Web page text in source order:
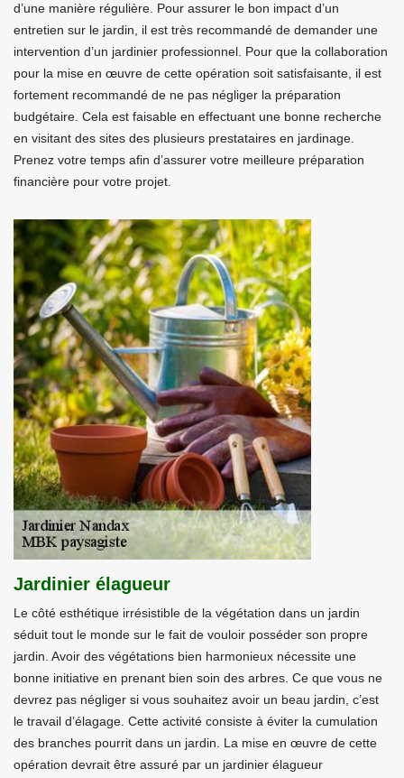
d’une manière régulière. Pour assurer le bon impact d’un
entretien sur le jardin, il est très recommandé de demander une
intervention d’un jardinier professionnel. Pour que la collaboration
pour la mise en œuvre de cette opération soit satisfaisante, il est
fortement recommandé de ne pas négliger la préparation
budgétaire. Cela est faisable en effectuant une bonne recherche
en visitant des sites des plusieurs prestataires en jardinage.
Prenez votre temps afin d’assurer votre meilleure préparation
financière pour votre projet.
Jardinier élagueur
Le côté esthétique irrésistible de la végétation dans un jardin
séduit tout le monde sur le fait de vouloir posséder son propre
jardin. Avoir des végétations bien harmonieux nécessite une
bonne initiative en prenant bien soin des arbres. Ce que vous ne
devrez pas négliger si vous souhaitez avoir un beau jardin, c’est
le travail d’élagage. Cette activité consiste à éviter la cumulation
des branches pourrit dans un jardin. La mise en œuvre de cette
opération devrait être assuré par un jardinier élagueur